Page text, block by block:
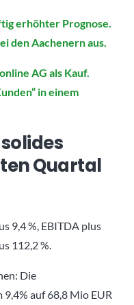
erhöhter Prognose.
den Aachenern aus.
AG als Kauf.
in einem
Quartal
9,4 %, EBITDA plus
112,2 %.
Die
auf 68,8 Mio EUR